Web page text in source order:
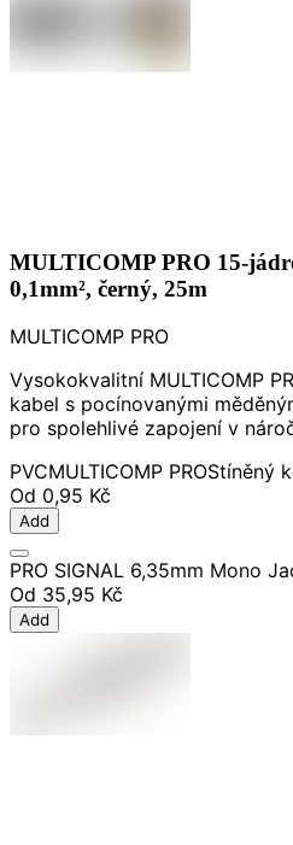
MULTICOMP PRO 15-
0,1mm², černý, 25m
MULTICOMP PRO
Vysokokvalitní MULTICOMP
kabel s pocínovanými
pro spolehlivé zapojení v
PVCMULTICOMP PROStíněný
Od 0,95 Kč
Add
PRO SIGNAL 6,35mm Mono
Od 35,95 Kč
Add